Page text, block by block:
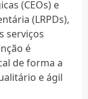
(CEOs) e
(LRPDs),
serviços
é
de forma a
e ágil